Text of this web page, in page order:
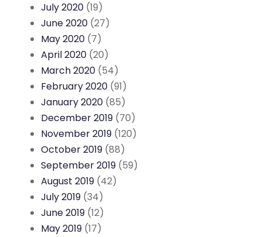
July 2020 (19)
June 2020 (27)
May 2020 (7)
April 2020 (20)
March 2020 (54)
February 2020 (91)
January 2020 (85)
December 2019 (70)
November 2019 (120)
October 2019 (88)
September 2019 (59)
August 2019 (42)
July 2019 (34)
June 2019 (12)
May 2019 (17)